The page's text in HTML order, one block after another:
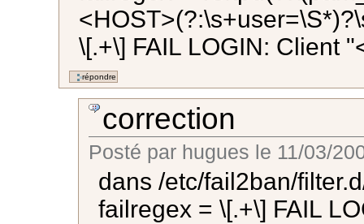
\[.+\] FAIL LOGIN: Client
correction
Posté par hugues le 11/03/
dans /etc/fail2ban/
failregex = \[.+\] FAIL